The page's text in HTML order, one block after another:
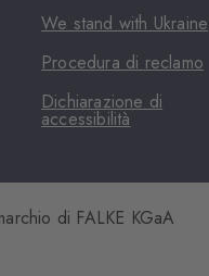
We stand with Ukraine
Procedura di reclamo
Dichiarazione di
accessibilità
di FALKE KGaA